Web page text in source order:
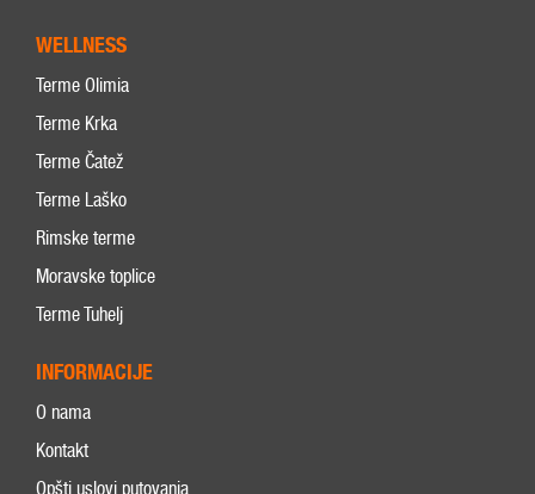
WELLNESS
Terme Olimia
Terme Krka
Terme Čatež
Terme Laško
Rimske terme
Moravske toplice
Terme Tuhelj
INFORMACIJE
O nama
Kontakt
Opšti uslovi putovanja